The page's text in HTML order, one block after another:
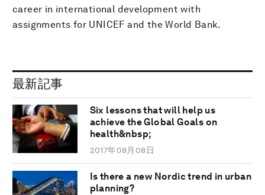
career in international development with
assignments for UNICEF and the World Bank.
最新記事
Six lessons that will help us
achieve the Global Goals on
health&nbsp;
2017年08月08日
Is there a new Nordic trend in urban
planning?